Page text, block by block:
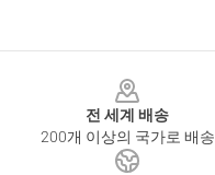
전 세계 배송
200개 이상의 국가로 배송